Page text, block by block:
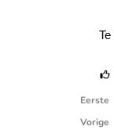
Eerste
Vorige